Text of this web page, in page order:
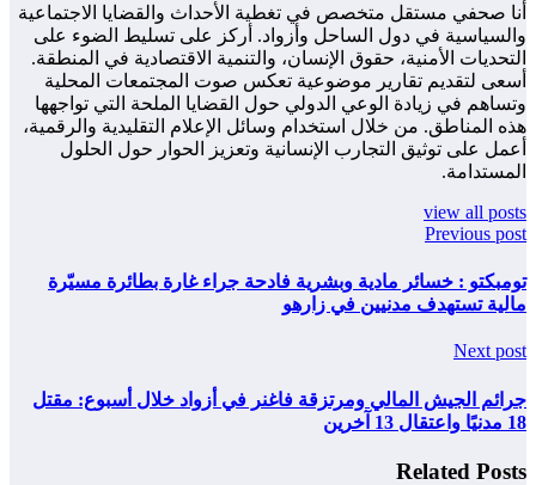
أنا صحفي مستقل متخصص في تغطية الأحداث والقضايا الاجتماعية
والسياسية في دول الساحل وأزواد. أركز على تسليط الضوء على
التحديات الأمنية، حقوق الإنسان، والتنمية الاقتصادية في المنطقة.
أسعى لتقديم تقارير موضوعية تعكس صوت المجتمعات المحلية
وتساهم في زيادة الوعي الدولي حول القضايا الملحة التي تواجهها
هذه المناطق. من خلال استخدام وسائل الإعلام التقليدية والرقمية،
أعمل على توثيق التجارب الإنسانية وتعزيز الحوار حول الحلول
المستدامة.
view all posts
Previous post
تومبكتو : خسائر مادية وبشرية فادحة جراء غارة بطائرة مسيّرة
مالية تستهدف مدنيين في زارهو
Next post
جرائم الجيش المالي ومرتزقة فاغنر في أزواد خلال أسبوع: مقتل
18 مدنيًا واعتقال 13 آخرين
Related Posts